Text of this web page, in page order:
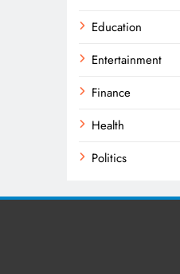
Education
Entertainment
Finance
Health
Politics